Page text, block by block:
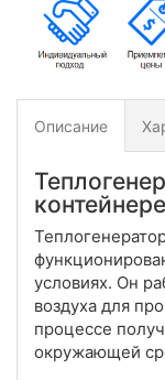
Описание
контейнере
условиях. Он
воздуха для
процессе
окружающей